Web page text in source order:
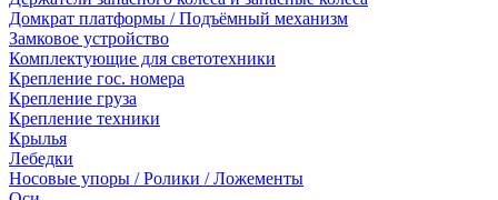
Домкрат платформы / Подъёмный механизм
Замковое устройство
Комплектующие для светотехники
Крепление гос. номера
Крепление груза
Крепление техники
Крылья
Лебедки
Носовые упоры / Ролики / Ложементы